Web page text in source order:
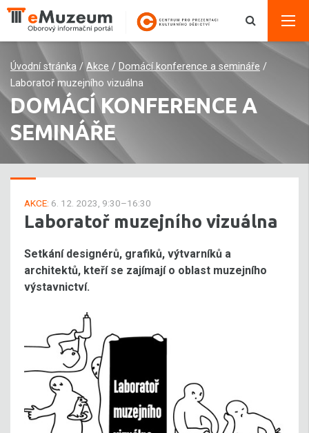
Úvodní stránka / Akce / Domácí konference a semináře /
Laboratoř muzejního vizuálna
DOMÁCÍ KONFERENCE A
SEMINÁŘE
AKCE: 6. 12. 2023, 9:30–16:30
Laboratoř muzejního vizuálna
Setkání designérů, grafiků, výtvarníků a
architektů, kteří se zajímají o oblast muzejního
výstavnictví.